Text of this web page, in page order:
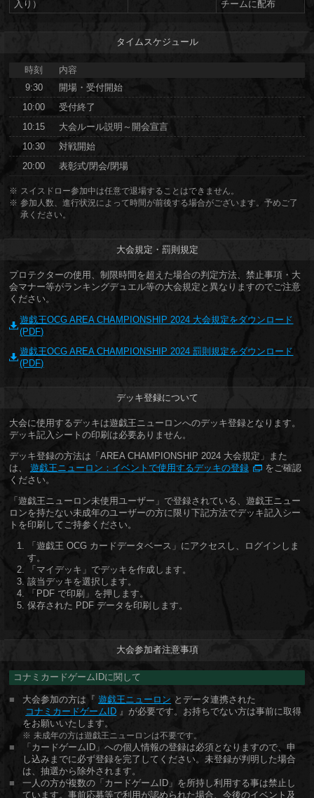
入り） チームに配布
タイムスケジュール
時刻
内容
9:30
開場・受付開始
10:00
受付終了
10:15
大会ルール説明～開会宣言
10:30
対戦開始
20:00
表彰式/閉会/閉場
スイスドロー参加中は任意で退場することはできません。
参加人数、進行状況によって時間が前後する場合がございます。予めご了
承ください。
大会規定・罰則規定
プロテクターの使用、制限時間を超えた場合の判定方法、禁止事項・大
会マナー等がランキングデュエル等の大会規定と異なりますのでご注意
ください。
遊戯王OCG AREA CHAMPIONSHIP 2024 大会規定をダウンロード
(PDF)
遊戯王OCG AREA CHAMPIONSHIP 2024 罰則規定をダウンロード
(PDF)
デッキ登録について
大会に使用するデッキは遊戯王ニューロンへのデッキ登録となります。
デッキ記入シートの印刷は必要ありません。
デッキ登録の方法は「AREA CHAMPIONSHIP 2024 大会規定」また
は、
遊戯王ニューロン：イベントで使用するデッキの登録
をご確認
ください。
「遊戯王ニューロン未使用ユーザー」で登録されている、遊戯王ニュー
ロンを持たない未成年のユーザーの方に限り下記方法でデッキ記入シー
トを印刷してご持参ください。
「遊戯王 OCG カードデータベース」にアクセスし、ログインしま
す。
「マイデッキ」でデッキを作成します。
該当デッキを選択します。
「PDF で印刷」を押します。
保存された PDF データを印刷します。
大会参加者注意事項
コナミカードゲームIDに関して
大会参加の方は『 遊戯王ニューロン とデータ連携された
コナミカードゲームID 』が必要です。お持ちでない方は事前に取得
をお願いいたします。
未成年の方は遊戯王ニューロンは不要です。
「カードゲームID」への個人情報の登録は必須となりますので、申
し込みまでに必ず登録を完了してください。未登録が判明した場合
は、抽選から除外されます。
一人の方が複数の「カードゲームID」を所持し利用する事は禁止し
ています。事前応募等で利用が認められた場合、今後のイベント及